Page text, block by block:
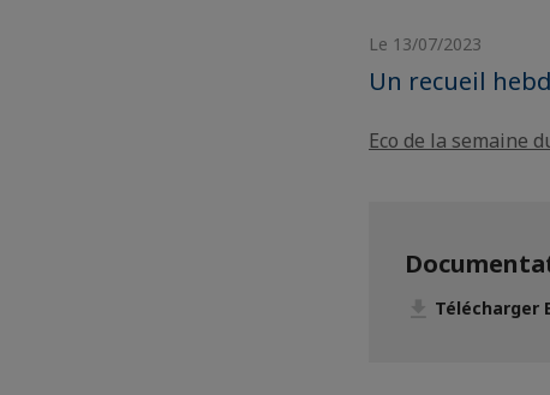
Le 13/07/2023
Un recueil
Eco de la semaine
Télécharger